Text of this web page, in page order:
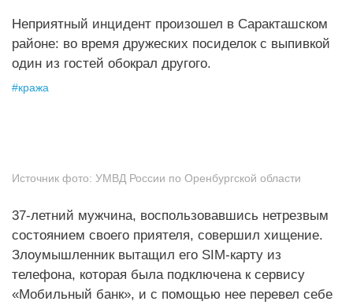
Неприятный инцидент произошел в Саракташском
районе: во время дружеских посиделок с выпивкой
один из гостей обокрал другого.
#кража
Источник фото: УМВД России по Оренбургской области
37-летний мужчина, воспользовавшись нетрезвым
состоянием своего приятеля, совершил хищение.
Злоумышленник вытащил его SIM-карту из
телефона, которая была подключена к сервису
«Мобильный банк», и с помощью нее перевел себе